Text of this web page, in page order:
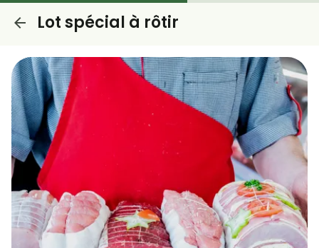
Lot spécial à rôtir